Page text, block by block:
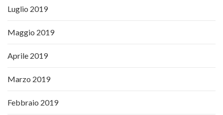
Luglio 2019
Maggio 2019
Aprile 2019
Marzo 2019
Febbraio 2019